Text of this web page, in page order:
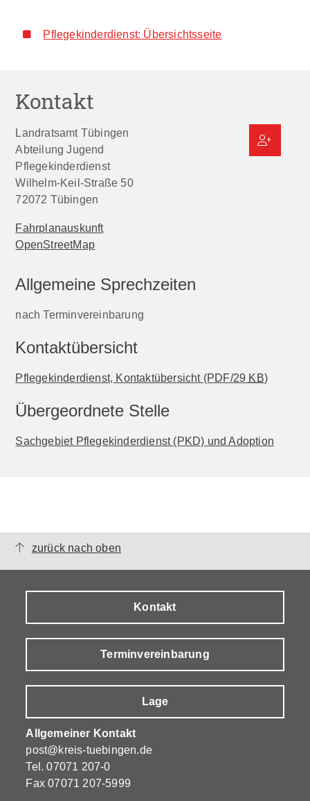
Pflegekinderdienst: Übersichtsseite
Kontakt
Landratsamt Tübingen
Abteilung Jugend
Pflegekinderdienst
Wilhelm-Keil-Straße 50
72072 Tübingen
Fahrplanauskunft
OpenStreetMap
Allgemeine Sprechzeiten
nach Terminvereinbarung
Kontaktübersicht
Pflegekinderdienst, Kontaktübersicht(PDF/29 KB)
Übergeordnete Stelle
Sachgebiet Pflegekinderdienst (PKD) und Adoption
zurück nach oben
Kontakt
Terminvereinbarung
Lage
Allgemeiner Kontakt
post@kreis-tuebingen.de
Tel.07071 207-0
Fax 07071 207-5999